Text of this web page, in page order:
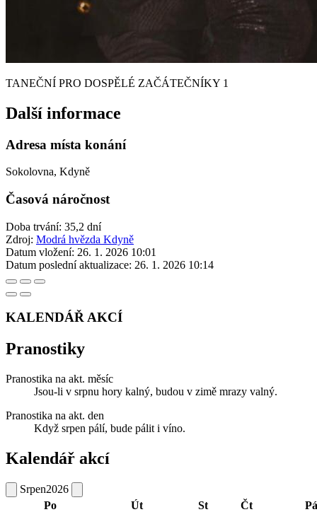
TANEČNÍ PRO DOSPĚLÉ ZAČÁTEČNÍKY 1
Další informace
Adresa místa konání
Sokolovna, Kdyně
Časová náročnost
Doba trvání: 35,2 dní
Zdroj: Modrá hvězda Kdyně
Datum vložení: 26. 1. 2026 10:01
Datum poslední aktualizace: 26. 1. 2026 10:14
KALENDÁŘ AKCÍ
Pranostiky
Pranostika na akt. měsíc
Jsou-li v srpnu hory kalný, budou v zimě mrazy valný.
Pranostika na akt. den
Když srpen pálí, bude pálit i víno.
Kalendář akcí
Srpen2026
Po
Út St Čt
Pá